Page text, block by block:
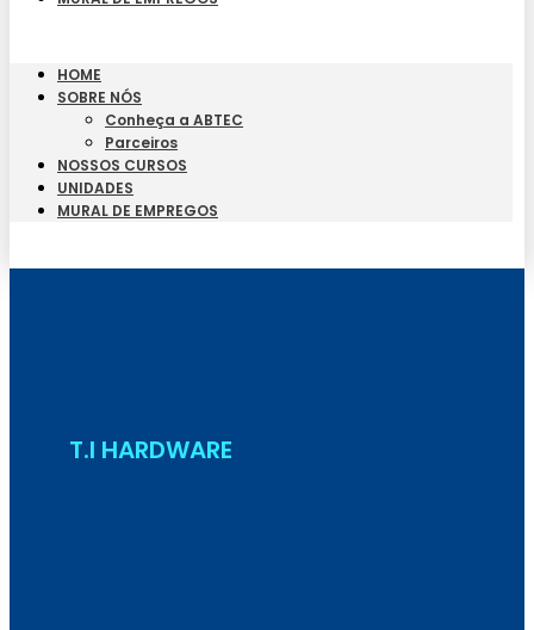
HOME
SOBRE NÓS
Conheça a ABTEC
Parceiros
NOSSOS CURSOS
UNIDADES
MURAL DE EMPREGOS
T.I HARDWARE